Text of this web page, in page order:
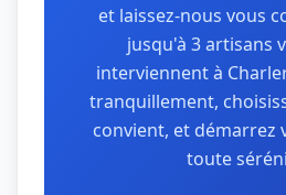
et laissez-nous vous
jusqu'à 3 artisans
interviennent à
tranquillement,
convient, et démarrez
toute